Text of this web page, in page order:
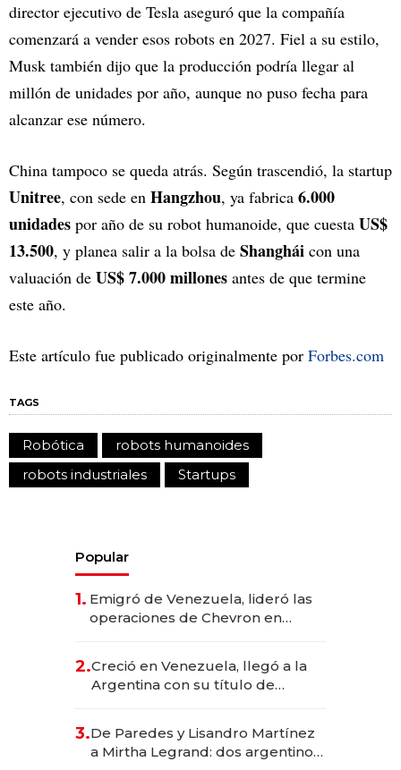
director ejecutivo de Tesla aseguró que la compañía
comenzará a vender esos robots en 2027. Fiel a su estilo,
Musk también dijo que la producción podría llegar al
millón de unidades por año, aunque no puso fecha para
alcanzar ese número.
China tampoco se queda atrás. Según trascendió, la startup
Unitree, con sede en Hangzhou, ya fabrica 6.000
unidades por año de su robot humanoide, que cuesta US$
13.500, y planea salir a la bolsa de Shanghái con una
valuación de US$ 7.000 millones antes de que termine
este año.
Este artículo fue publicado originalmente por Forbes.com
TAGS
Robótica
robots humanoides
robots industriales
Startups
Popular
1. Emigró de Venezuela, lideró las
operaciones de Chevron en
2.Creció en Venezuela, llegó a la
Argentina con su título de
las marcas "fast premium"
3.De Paredes y Lisandro Martínez
a Mirtha Legrand: dos argentinos